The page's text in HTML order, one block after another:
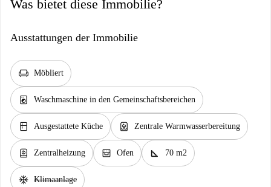
Was bietet diese Immobilie?
Ausstattungen der Immobilie
chair Möbliert
local_laundry_service Waschmaschine in den Gemeinschaftsbereichen
kitchen Ausgestattete Küche water_heater Zentrale Warmwasserbereitung
water_heater Zentralheizung oven_gen Ofen square_foot 70 m2
ac_unit Klimaanlage